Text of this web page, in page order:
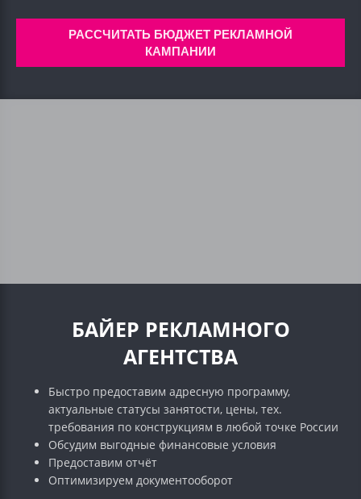
РАССЧИТАТЬ БЮДЖЕТ РЕКЛАМНОЙ
КАМПАНИИ
БАЙЕР РЕКЛАМНОГО
АГЕНТСТВА
Быстро предоставим адресную программу,
актуальные статусы занятости, цены, тех.
требования по конструкциям в любой точке России
Обсудим выгодные финансовые условия
Предоставим отчёт
Оптимизируем документооборот